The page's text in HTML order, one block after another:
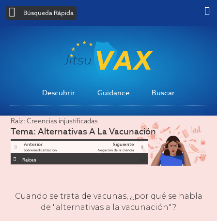
Búsqueda Rápida
Descubrir Guidance Buscar
Raíz:Creencias injustificadas
Tema:Alternativas A La Vacunación
Anterior
Sobremedicalización
Siguiente
Negación de la ciencia
Raíces
Cuando se trata de vacunas, ¿por qué se habla
de "alternativas a la vacunación"?